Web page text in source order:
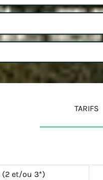
TARIFS
(2 et/ou 3*)